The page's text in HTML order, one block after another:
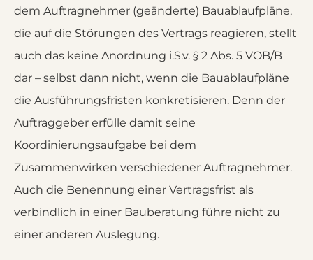
dem Auftragnehmer (geänderte) Bauablaufpläne,
die auf die Störungen des Vertrags reagieren, stellt
auch das keine Anordnung i.S.v. § 2 Abs. 5 VOB/B
dar – selbst dann nicht, wenn die Bauablaufpläne
die Ausführungsfristen konkretisieren. Denn der
Auftraggeber erfülle damit seine
Koordinierungsaufgabe bei dem
Zusammenwirken verschiedener Auftragnehmer.
Auch die Benennung einer Vertragsfrist als
verbindlich in einer Bauberatung führe nicht zu
einer anderen Auslegung.